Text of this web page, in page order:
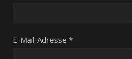
E-Mail-Adresse *